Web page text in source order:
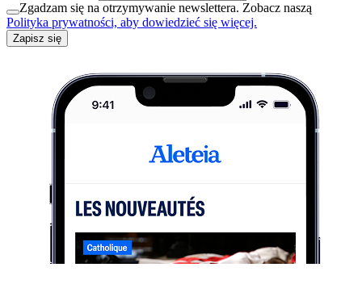
Zgadzam się na otrzymywanie newslettera. Zobacz naszą
Polityka prywatności, aby dowiedzieć się więcej.
Zapisz się